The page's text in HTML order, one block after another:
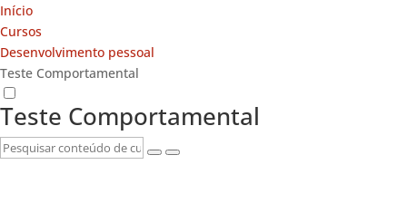
Início
Cursos
Desenvolvimento pessoal
Teste Comportamental
Teste Comportamental